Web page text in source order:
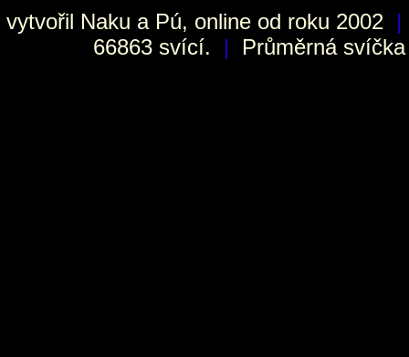
vytvořil Naku a Pú, online od roku 2002 |
66863 svící.
| Průměrná